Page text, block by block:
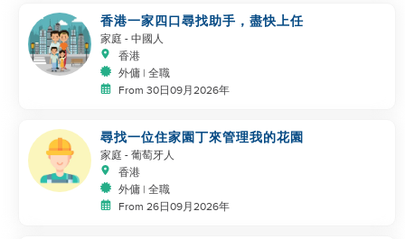
香港一家四口尋找助手，盡快上任
家庭 - 中國人
香港
外傭 | 全職
From 30日09月2026年
尋找一位住家園丁來管理我的花園
家庭 - 葡萄牙人
香港
外傭 | 全職
From 26日09月2026年